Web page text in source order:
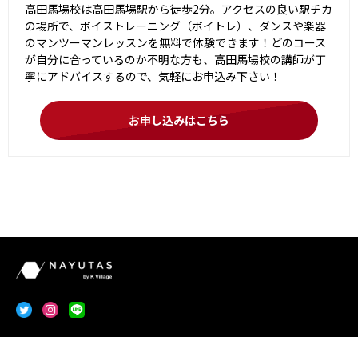
高田馬場校は高田馬場駅から徒歩2分。アクセスの良い駅チカ
の場所で、ボイストレーニング（ボイトレ）、ダンスや楽器
のマンツーマンレッスンを無料で体験できます！どのコース
が自分に合っているのか不明な方も、高田馬場校の講師が丁
寧にアドバイスするので、気軽にお申込み下さい！
お申し込みはこちら